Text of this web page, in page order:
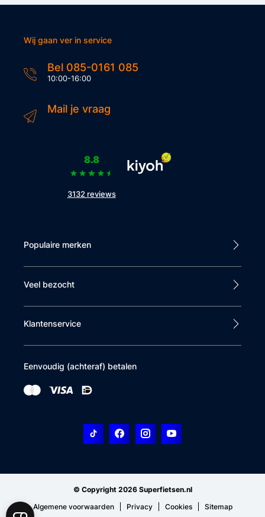
Wij gaan ver in service
Bel 085-0161 085
10:00-16:00
Mail je vraag
8.8
3132 reviews
Populaire merken
Veel bezocht
Klantenservice
Eenvoudig (achteraf) betalen
© Copyright 2026 Superfietsen.nl
Algemene voorwaarden
Privacy Cookies Sitemap